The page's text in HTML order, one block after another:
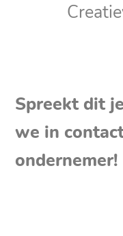
Spreekt dit
we in
ondernemer!